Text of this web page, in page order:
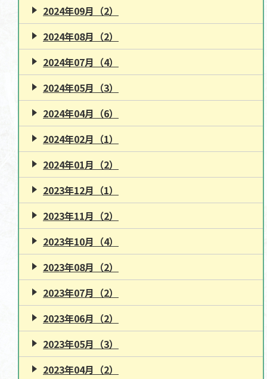
2024年09月（2）
2024年08月（2）
2024年07月（4）
2024年05月（3）
2024年04月（6）
2024年02月（1）
2024年01月（2）
2023年12月（1）
2023年11月（2）
2023年10月（4）
2023年08月（2）
2023年07月（2）
2023年06月（2）
2023年05月（3）
2023年04月（2）